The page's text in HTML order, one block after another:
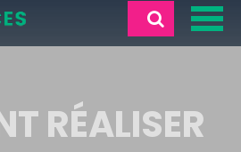
RÉALISER